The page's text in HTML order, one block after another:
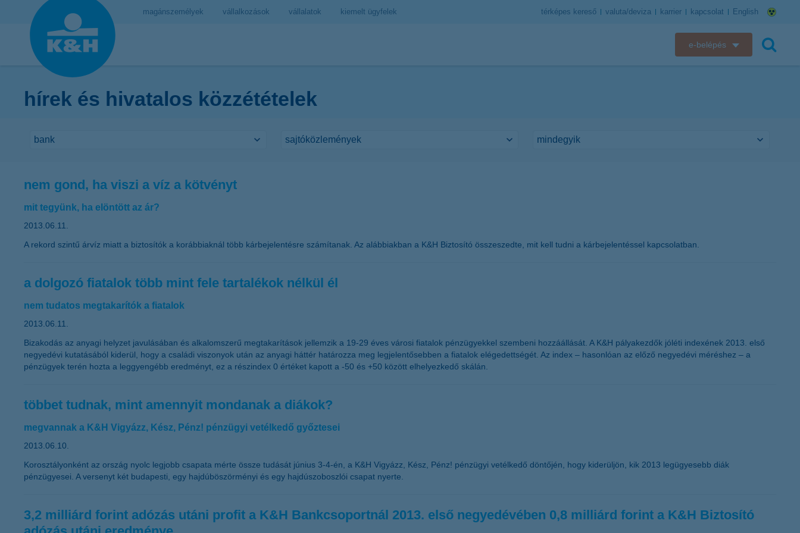
magánszemélyek vállalkozások vállalatok kiemelt ügyfelek térképes kereső valuta/deviza karrier kapcsolat English
e-belépés
K&H e-kártyafelület
hírek és hivatalos közzétételek
nem gond, ha viszi a víz a kötvényt
mit tegyünk, ha elöntött az ár?
2013.06.11.
A rekord szintű árvíz miatt a biztosítók a korábbiaknál több kárbejelentésre számítanak. Az alábbiakban a K&H Biztosító összeszedte, mit kell tudni a kárbejelentéssel kapcsolatban.
a dolgozó fiatalok több mint fele tartalékok nélkül él
nem tudatos megtakarítók a fiatalok
2013.06.11.
Bizakodás az anyagi helyzet javulásában és alkalomszerű megtakarítások jellemzik a 19-29 éves városi fiatalok pénzügyekkel szembeni hozzáállását. A K&H pályakezdők jóléti indexének 2013. első
negyedévi kutatásából kiderül, hogy a családi viszonyok után az anyagi háttér határozza meg legjelentősebben a fiatalok elégedettségét. Az index – hasonlóan az előző negyedévi méréshez – a
pénzügyek terén hozta a leggyengébb eredményt, ez a részindex 0 értéket kapott a -50 és +50 között elhelyezkedő skálán.
többet tudnak, mint amennyit mondanak a diákok?
megvannak a K&H Vigyázz, Kész, Pénz! pénzügyi vetélkedő győztesei
2013.06.10.
Korosztályonként az ország nyolc legjobb csapata mérte össze tudását június 3-4-én, a K&H Vigyázz, Kész, Pénz! pénzügyi vetélkedő döntőjén, hogy kiderüljön, kik 2013 legügyesebb diák
pénzügyesei. A versenyt két budapesti, egy hajdúböszörményi és egy hajdúszoboszlói csapat nyerte.
3,2 milliárd forint adózás utáni profit a K&H Bankcsoportnál 2013. első negyedévében 0,8 milliárd forint a K&H Biztosító